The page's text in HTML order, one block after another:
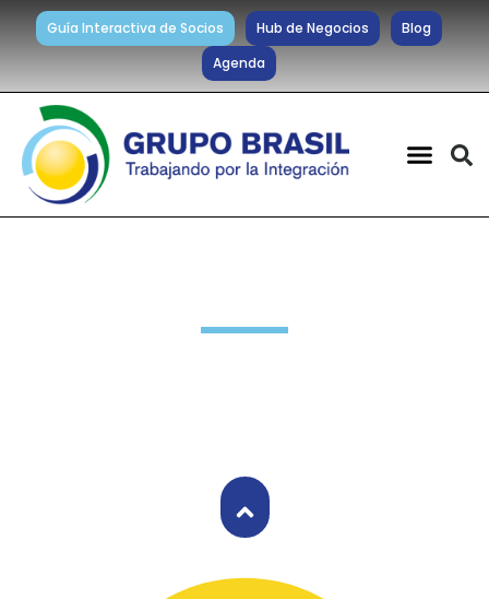
Guía Interactiva de Socios Hub de Negocios
Blog
Agenda